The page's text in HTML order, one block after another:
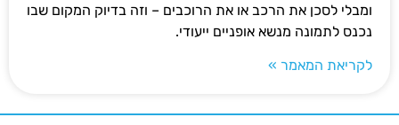
ומבלי לסכן את הרכב או את הרוכבים – וזה בדיוק המקום שבו
נכנס לתמונה מנשא אופניים ייעודי.
לקריאת המאמר »